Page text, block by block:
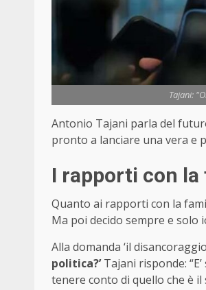
Tajani:
Antonio Tajani parla del
pronto a lanciare una vera
I rapporti con
Quanto ai rapporti con la
Ma poi decido sempre e solo
Alla domanda ‘il
politica?’Tajani risponde:
tenere conto di quello che è il